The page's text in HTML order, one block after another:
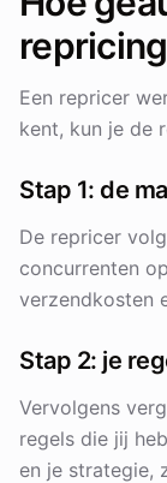
Een repricer
kent, kun je de
Stap 1: de
De repricer
concurrenten
verzendkosten
Stap 2: je
Vervolgens
regels die jij
en je strategie,